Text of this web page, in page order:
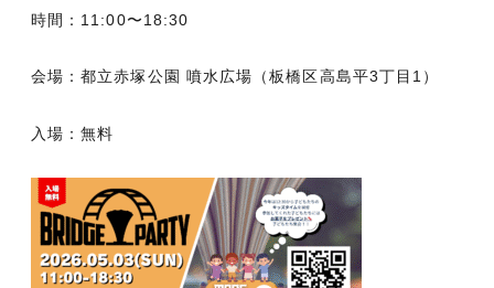
時間：11:00〜18:30
会場：都立赤塚公園 噴水広場（板橋区高島平3丁目1）
入場：無料